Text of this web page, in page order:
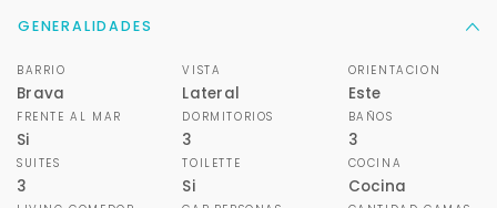
GENERALIDADES
BARRIO
Brava
VISTA
Lateral
ORIENTACION
Este
FRENTE AL MAR
Si
DORMITORIOS
3
BAÑOS
3
SUITES
3
TOILETTE
Si
COCINA
Cocina
Para responderte
mejor y más rápido